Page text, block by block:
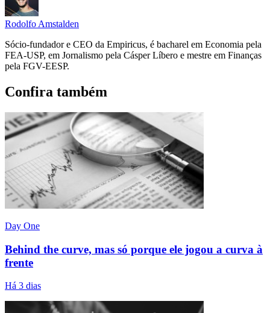
Rodolfo Amstalden
Sócio-fundador e CEO da Empiricus, é bacharel em Economia pela
FEA-USP, em Jornalismo pela Cásper Líbero e mestre em Finanças
pela FGV-EESP.
Confira também
Day One
Behind the curve, mas só porque ele jogou a curva à
frente
Há 3 dias